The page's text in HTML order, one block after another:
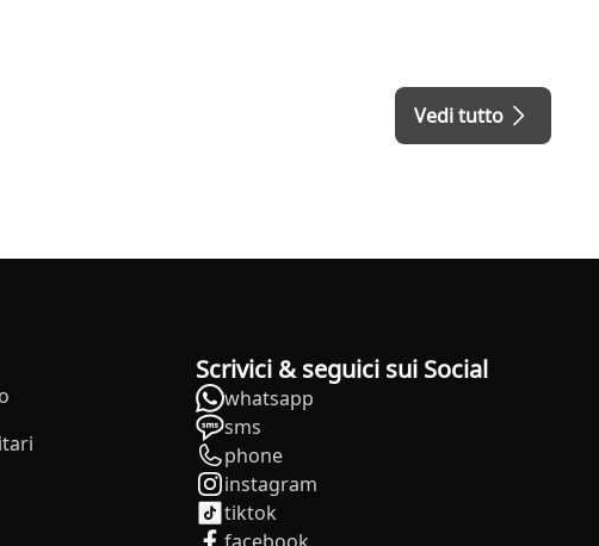
Vedi tutto
Scrivici & seguici sui Social
whatsapp
sms
phone
instagram
tiktok